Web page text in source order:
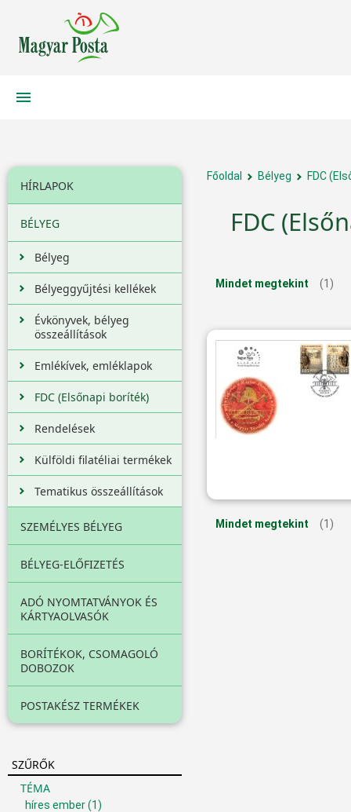
HÍRLAPOK
BÉLYEG
Bélyeg
Bélyeggyűjtési kellékek
Évkönyvek, bélyeg
összeállítások
Emlékívek, emléklapok
FDC (Elsőnapi boríték)
Rendelések
Külföldi filatéliai termékek
Tematikus összeállítások
SZEMÉLYES BÉLYEG
BÉLYEG-ELŐFIZETÉS
ADÓ NYOMTATVÁNYOK ÉS
KÁRTYAOLVASÓK
BORÍTÉKOK, CSOMAGOLÓ
DOBOZOK
POSTAKÉSZ TERMÉKEK
SZŰRŐK
TÉMA
híres ember(1)
Főoldal Bélyeg FDC
FDC
Mindet megtekint (1)
Mindet megtekint (1)